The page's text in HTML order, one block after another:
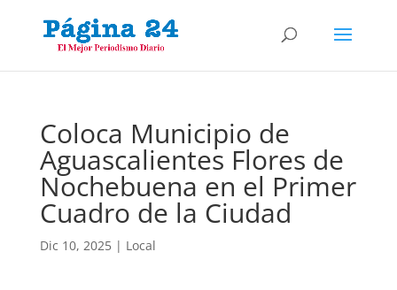
Coloca Municipio de
Aguascalientes Flores de
Nochebuena en el Primer
Cuadro de la Ciudad
Dic 10, 2025| Local